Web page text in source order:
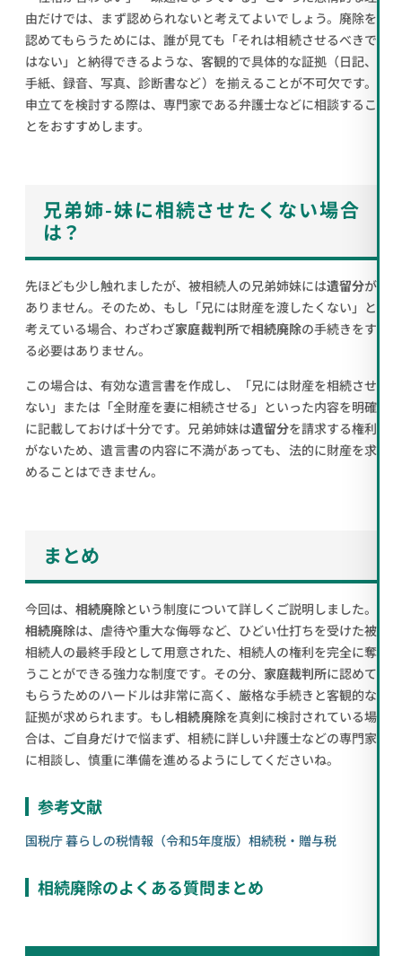
由だけでは、まず認められないと考えてよいでしょう。廃除を
認めてもらうためには、誰が見ても「それは相続させるべきで
はない」と納得できるような、客観的で具体的な証拠（日記、
手紙、録音、写真、診断書など）を揃えることが不可欠です。
申立てを検討する際は、専門家である弁護士などに相談するこ
とをおすすめします。
兄弟姉-妹に相続させたくない場合
は？
先ほども少し触れましたが、被相続人の兄弟姉妹には遺留分が
ありません。そのため、もし「兄には財産を渡したくない」と
考えている場合、わざわざ家庭裁判所で相続廃除の手続きをす
る必要はありません。
この場合は、有効な遺言書を作成し、「兄には財産を相続させ
ない」または「全財産を妻に相続させる」といった内容を明確
に記載しておけば十分です。兄弟姉妹は遺留分を請求する権利
がないため、遺言書の内容に不満があっても、法的に財産を求
めることはできません。
まとめ
今回は、 相続廃除という制度について詳しくご説明しました。
相続廃除は、虐待や重大な侮辱など、ひどい仕打ちを受けた被
相続人の最終手段として用意された、相続人の権利を完全に奪
うことができる強力な制度です。その分、 家庭裁判所に認めて
もらうためのハードルは非常に高く、厳格な手続きと客観的な
証拠が求められます。もし相続廃除を真剣に検討されている場
合は、ご自身だけで悩まず、相続に詳しい弁護士などの専門家
に相談し、慎重に準備を進めるようにしてくださいね。
参考文献
国税庁 暮らしの税情報（令和5年度版）相続税・贈与税
相続廃除のよくある質問まとめ